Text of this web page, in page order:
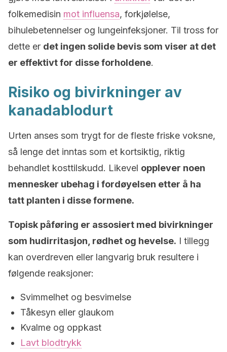
folkemedisin mot influensa, forkjølelse,
bihulebetennelser og lungeinfeksjoner. Til tross for
dette er det ingen solide bevis som viser at det
er effektivt for disse forholdene.
Risiko og bivirkninger av
kanadablodurt
Urten anses som trygt for de fleste friske voksne,
så lenge det inntas som et kortsiktig, riktig
behandlet kosttilskudd. Likevel opplever noen
mennesker ubehag i fordøyelsen etter å ha
tatt planten i disse formene.
Topisk påføring er assosiert med bivirkninger
som hudirritasjon, rødhet og hevelse. I tillegg
kan overdreven eller langvarig bruk resultere i
følgende reaksjoner:
Svimmelhet og besvimelse
Tåkesyn eller glaukom
Kvalme og oppkast
Lavt blodtrykk